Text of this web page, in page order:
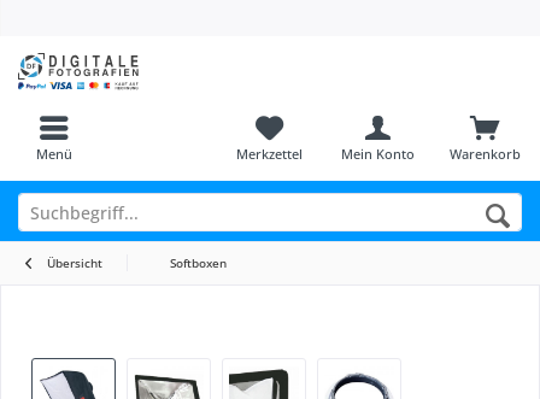
Menü Warenkorb
Merkzettel Mein Konto
Übersicht Softboxen